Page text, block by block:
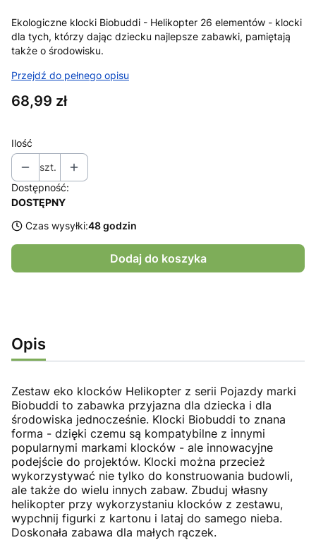
Ekologiczne klocki Biobuddi - Helikopter 26 elementów - klocki
dla tych, którzy dając dziecku najlepsze zabawki, pamiętają
także o środowisku.
Przejdź do pełnego opisu
Cena
68,99 zł
Ilość
szt.
Dostępność:
DOSTĘPNY
Czas wysyłki:48 godzin
Dodaj do koszyka
Opis
Zestaw eko klocków Helikopter z serii Pojazdy marki
Biobuddi to zabawka przyjazna dla dziecka i dla
środowiska jednocześnie. Klocki Biobuddi to znana
forma - dzięki czemu są kompatybilne z innymi
popularnymi markami klocków - ale innowacyjne
podejście do projektów. Klocki można przecież
wykorzystywać nie tylko do konstruowania budowli,
ale także do wielu innych zabaw. Zbuduj własny
helikopter przy wykorzystaniu klocków z zestawu,
wypchnij figurki z kartonu i lataj do samego nieba.
Doskonała zabawa dla małych rączek.